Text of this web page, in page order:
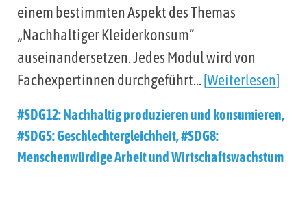
einem bestimmten Aspekt des Themas
„Nachhaltiger Kleiderkonsum“
auseinandersetzen. Jedes Modul wird von
Fachexpertinnen durchgeführt… Weiterlesen
#SDG12: Nachhaltig produzieren und konsumieren,
#SDG5: Geschlechtergleichheit,#SDG8:
Menschenwürdige Arbeit und Wirtschaftswachstum